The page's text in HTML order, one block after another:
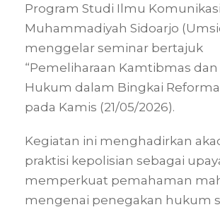
Program Studi Ilmu
Muhammadiyah Sidoarjo
menggelar seminar bertajuk
“Pemeliharaan Kamtibmas
Hukum dalam Bingkai
pada Kamis (21/05/2026).
Kegiatan ini menghadirkan
praktisi kepolisian sebagai
memperkuat pemahaman
mengenai penegakan hukum